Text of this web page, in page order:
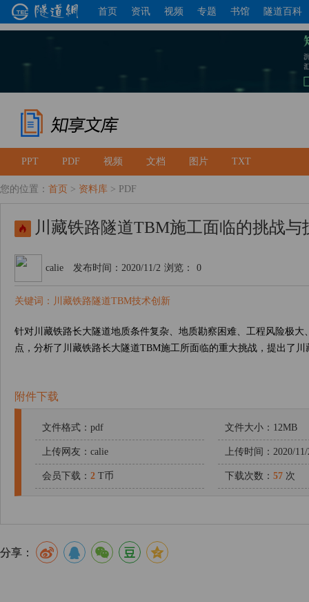
首页 资讯 视频 专题 书馆 隧道百科
PPT PDF 视频 文档 图片 TXT
您的位置： 首页 > 资料库 > PDF
川藏铁路隧道TBM施工面临的挑战与
calie 发布时间：2020/11/2 浏览： 0
关键词：川藏铁路隧道TBM技术创新
针对川藏铁路长大隧道地质条件复杂、地质勘察困难、工程风险极
点，分析了川藏铁路长大隧道TBM施工所面临的重大挑战，提出了
附件下载
文件格式：pdf 文件大小：12MB
上传网友：calie 上传时间：2020/11/
会员下载： 2 T币 下载次数： 57 次
分享：